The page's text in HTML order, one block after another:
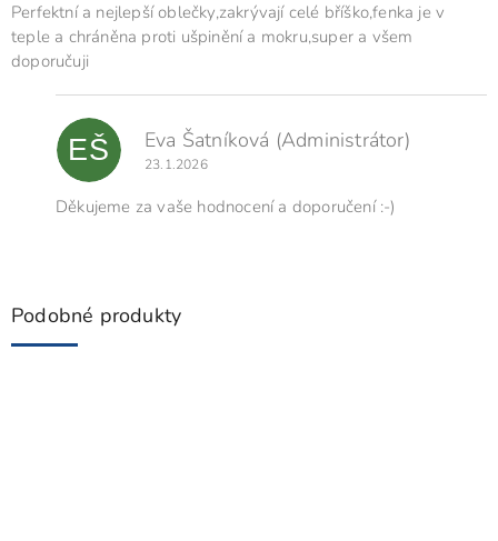
o
d
n
Perfektní a nejlepší oblečky,zakrývají celé bříško,fenka je v
teple a chráněna proti ušpinění a mokru,super a všem
doporučuji
EŠ Eva Šatníková (Administrátor)
23.1.2026
Děkujeme za vaše hodnocení a doporučení :-)
Podobné produkty